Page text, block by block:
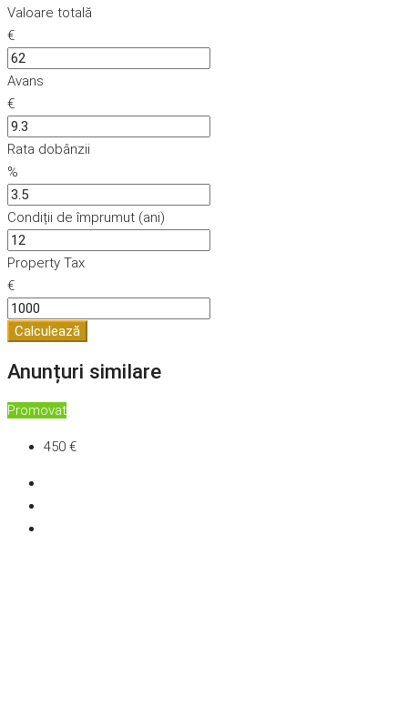
Valoare totală
€
Avans
€
Rata dobânzii
%
Condiții de împrumut (ani)
Property Tax
€
Calculează
Anunțuri similare
Promovat
450 €